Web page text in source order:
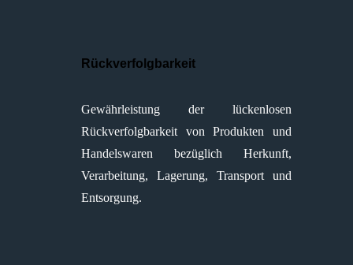
Rückverfolgbarkeit
Gewährleistung der lückenlosen
Rückverfolgbarkeit von Produkten und
Handelswaren bezüglich Herkunft,
Verarbeitung, Lagerung, Transport und
Entsorgung.